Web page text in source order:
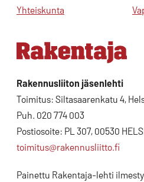
Yhteiskunta
Rakennusliiton jäsenlehti
Toimitus: Siltasaarenkatu 4,
Puh. 020 774 003
Postiosoite: PL 307, 00530
toimitus@rakennusliitto.fi
Painettu Rakentaja-lehti